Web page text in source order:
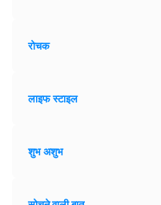
रोचक
लाइफ स्टाइल
शुभ अशुभ